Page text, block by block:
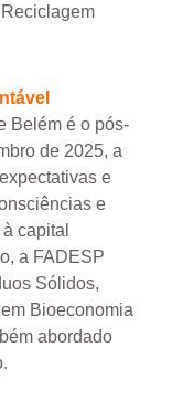
Belém é o pós-
de 2025, a
e
e
capital
a FADESP
Sólidos,
Bioeconomia
abordado